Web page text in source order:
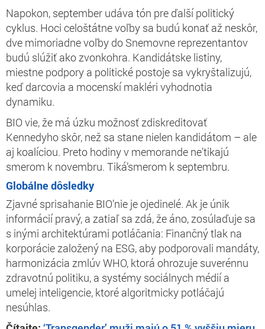
Napokon, september udáva tón pre ďalší politický
cyklus. Hoci celoštátne voľby sa budú konať až neskôr,
dve mimoriadne voľby do Snemovne reprezentantov
budú slúžiť ako zvonkohra. Kandidátske listiny,
miestne podpory a politické postoje sa vykryštalizujú,
keď darcovia a mocenskí makléri vyhodnotia
dynamiku.
BIO vie, že má úzku možnosť zdiskreditovať
Kennedyho skôr, než sa stane nielen kandidátom – ale
aj koalíciou. Preto hodiny v memorande ne’tikajú
smerom k novembru. Tiká’smerom k septembru.
Globálne dôsledky
Zjavné sprisahanie BIO’nie je ojedinelé. Ak je únik
informácií pravý, a zatiaľ sa zdá, že áno, zosúlaďuje sa
s inými architektúrami potláčania: Finančný tlak na
korporácie založený na ESG, aby podporovali mandáty,
harmonizácia zmlúv WHO, ktorá ohrozuje suverénnu
zdravotnú politiku, a systémy sociálnych médií a
umelej inteligencie, ktoré algoritmicky potláčajú
nesúhlas.